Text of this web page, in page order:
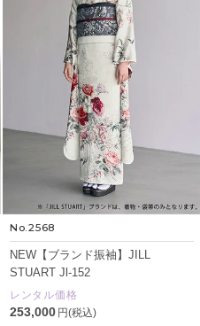
No.2568
NEW【ブランド振袖】JILL
STUART Jl-152
レンタル価格
253,000 円(税込)